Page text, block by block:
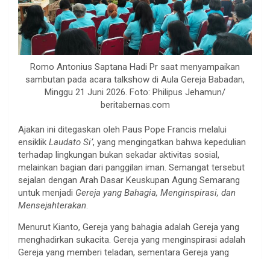
Romo Antonius Saptana Hadi Pr saat menyampaikan
sambutan pada acara talkshow di Aula Gereja Babadan,
Minggu 21 Juni 2026. Foto: Philipus Jehamun/
beritabernas.com
Ajakan ini ditegaskan oleh Paus Pope Francis melalui
ensiklik Laudato Si’, yang mengingatkan bahwa kepedulian
terhadap lingkungan bukan sekadar aktivitas sosial,
melainkan bagian dari panggilan iman. Semangat tersebut
sejalan dengan Arah Dasar Keuskupan Agung Semarang
untuk menjadi Gereja yang Bahagia, Menginspirasi, dan
Mensejahterakan.
Menurut Kianto, Gereja yang bahagia adalah Gereja yang
menghadirkan sukacita. Gereja yang menginspirasi adalah
Gereja yang memberi teladan, sementara Gereja yang